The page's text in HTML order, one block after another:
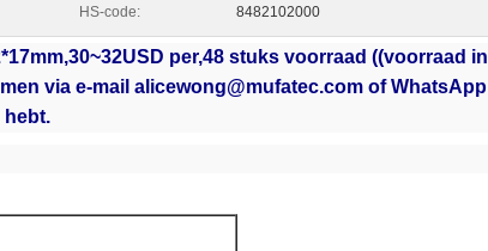
HS-code: 8482102000
per,48 stuks voorraad ((voorraad in
via e-mail alicewong@mufatec.com of WhatsApp
hebt.